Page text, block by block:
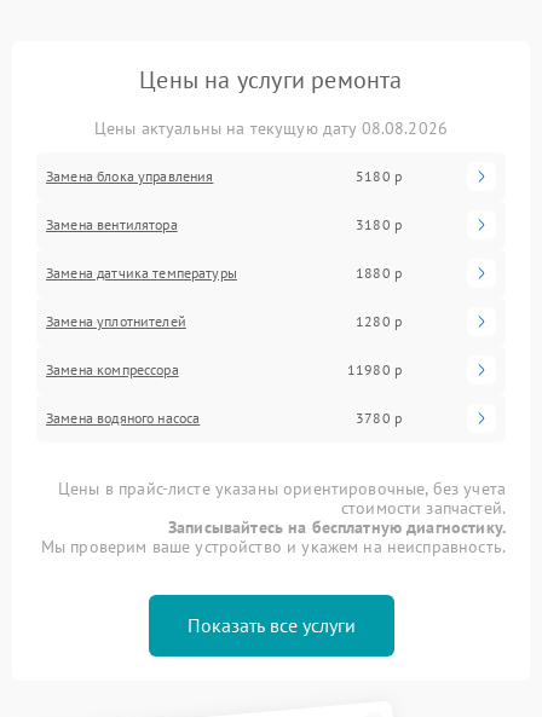
Цены на услуги ремонта
Цены актуальны на текущую дату 08.08.2026
Замена блока управления 5180 р
Замена вентилятора 3180 р
Замена датчика температуры 1880 р
Замена уплотнителей 1280 р
Замена компрессора 11980 р
Замена водяного насоса 3780 р
Цены в прайс-листе указаны ориентировочные, без учета
стоимости запчастей.
Записывайтесь на бесплатную диагностику.
Мы проверим ваше устройство и укажем на неисправность.
Показать все услуги